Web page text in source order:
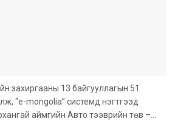
захиргааны 13 байгууллагын 51
“e-mongolia” системд нэгтгээд
аймгийн Авто тээврийн төв –...